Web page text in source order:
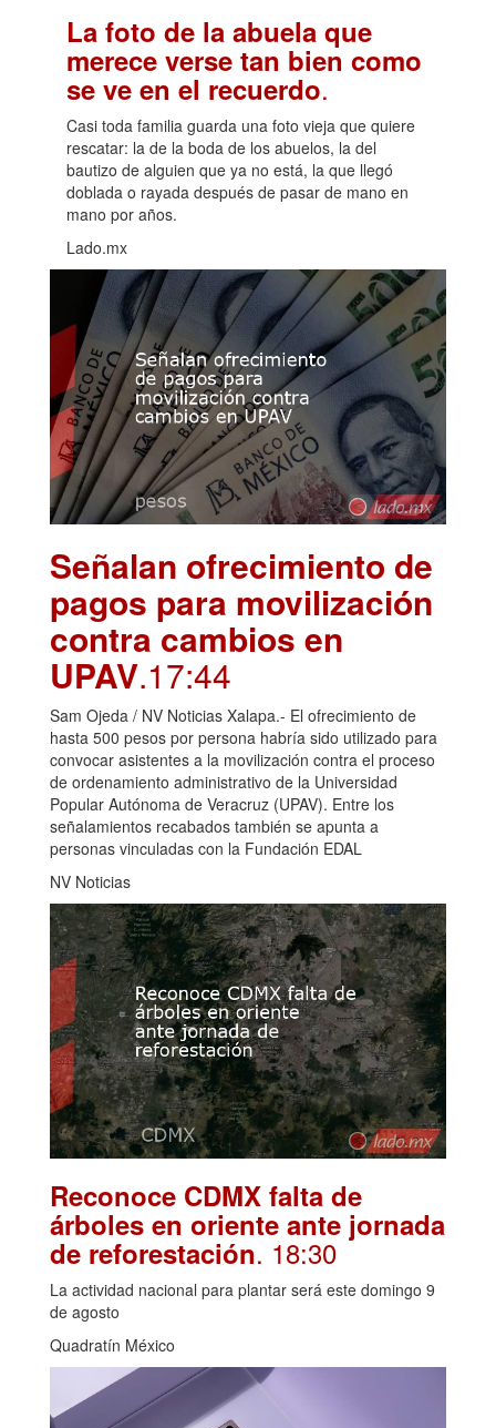
La foto de la abuela que
merece verse tan bien como
se ve en el recuerdo.
Casi toda familia guarda una foto vieja que quiere
rescatar: la de la boda de los abuelos, la del
bautizo de alguien que ya no está, la que llegó
doblada o rayada después de pasar de mano en
mano por años.
Lado.mx
Señalan ofrecimiento de
pagos para movilización
contra cambios en
UPAV.17:44
Sam Ojeda / NV Noticias Xalapa.- El ofrecimiento de
hasta 500 pesos por persona habría sido utilizado para
convocar asistentes a la movilización contra el proceso
de ordenamiento administrativo de la Universidad
Popular Autónoma de Veracruz (UPAV). Entre los
señalamientos recabados también se apunta a
personas vinculadas con la Fundación EDAL
NV Noticias
Reconoce CDMX falta de
árboles en oriente ante jornada
de reforestación. 18:30
La actividad nacional para plantar será este domingo 9
de agosto
Quadratín México